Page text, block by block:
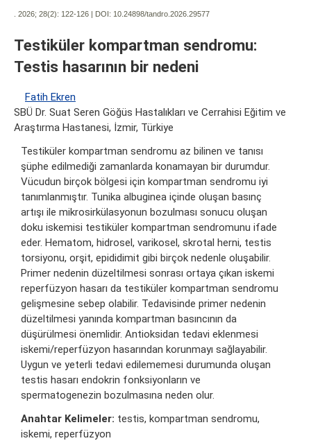
. 2026; 28(2): 122-126 | DOI: 10.24898/tandro.2026.29577
Testiküler kompartman sendromu:
Testis hasarının bir nedeni
Fatih Ekren
SBÜ Dr. Suat Seren Göğüs Hastalıkları ve Cerrahisi Eğitim ve
Araştırma Hastanesi, İzmir, Türkiye
Testiküler kompartman sendromu az bilinen ve tanısı
şüphe edilmediği zamanlarda konamayan bir durumdur.
Vücudun birçok bölgesi için kompartman sendromu iyi
tanımlanmıştır. Tunika albuginea içinde oluşan basınç
artışı ile mikrosirkülasyonun bozulması sonucu oluşan
doku iskemisi testiküler kompartman sendromunu ifade
eder. Hematom, hidrosel, varikosel, skrotal herni, testis
torsiyonu, orşit, epididimit gibi birçok nedenle oluşabilir.
Primer nedenin düzeltilmesi sonrası ortaya çıkan iskemi
reperfüzyon hasarı da testiküler kompartman sendromu
gelişmesine sebep olabilir. Tedavisinde primer nedenin
düzeltilmesi yanında kompartman basıncının da
düşürülmesi önemlidir. Antioksidan tedavi eklenmesi
iskemi/reperfüzyon hasarından korunmayı sağlayabilir.
Uygun ve yeterli tedavi edilememesi durumunda oluşan
testis hasarı endokrin fonksiyonların ve
spermatogenezin bozulmasına neden olur.
Anahtar Kelimeler: testis, kompartman sendromu,
iskemi, reperfüzyon